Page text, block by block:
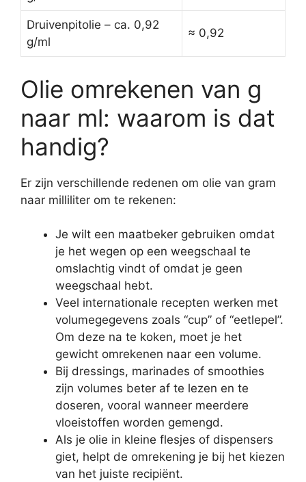
Druivenpitolie – ca. 0,92
g/ml
≈ 0,92
Olie omrekenen van g
naar ml: waarom is dat
handig?
Er zijn verschillende redenen om olie van gram
naar milliliter om te rekenen:
Je wilt een maatbeker gebruiken omdat
je het wegen op een weegschaal te
omslachtig vindt of omdat je geen
weegschaal hebt.
Veel internationale recepten werken met
volumegegevens zoals “cup” of “eetlepel”.
Om deze na te koken, moet je het
gewicht omrekenen naar een volume.
Bij dressings, marinades of smoothies
zijn volumes beter af te lezen en te
doseren, vooral wanneer meerdere
vloeistoffen worden gemengd.
Als je olie in kleine flesjes of dispensers
giet, helpt de omrekening je bij het kiezen
van het juiste recipiënt.